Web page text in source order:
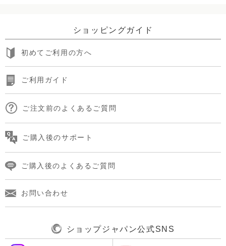
ショッピングガイド
初めてご利用の方へ
ご利用ガイド
ご注文前のよくあるご質問
ご購入後のサポート
ご購入後のよくあるご質問
お問い合わせ
ショップジャパン公式SNS